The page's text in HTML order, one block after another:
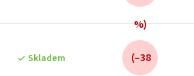
%)
Skladem (–38